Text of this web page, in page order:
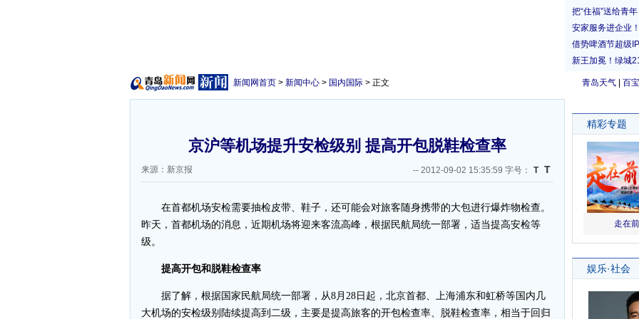
青岛天气 百
新闻网首页 > 新闻中心 > 国内国际 > 正文
京沪等机场提升安检级别 提高开包脱鞋检查率
来源：新京报 -- 2012-09-02 15:35:59 字号： T T
在首都机场安检需要抽检皮带、鞋子，还可能会对旅客随身携带的大包进行爆炸物检查。
昨天，首都机场的消息，近期机场将迎来客流高峰，根据民航局统一部署，适当提高安检等
级。
提高开包和脱鞋检查率
据了解，根据国家民航局统一部署，从8月28日起，北京首都、上海浦东和虹桥等国内几
大机场的安检级别陆续提高到二级，主要是提高旅客的开包检查率、脱鞋检查率，相当于回归